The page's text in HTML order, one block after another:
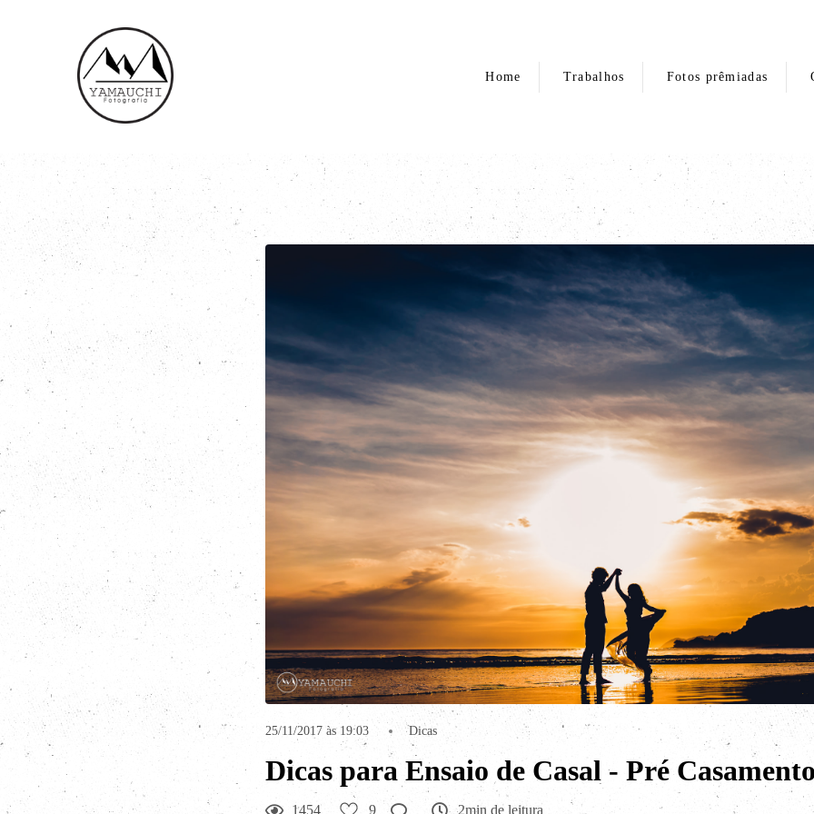
Home Trabalhos Fotos prêmiadas
25/11/2017 às 19:03 Dicas
Dicas para Ensaio de Casal - Pré
1454 9 2min de leitura